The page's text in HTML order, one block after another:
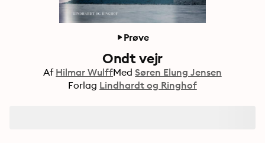
Prøve
Ondt vejr
Af Hilmar WulffMed Søren Elung Jensen
Forlag Lindhardt og Ringhof